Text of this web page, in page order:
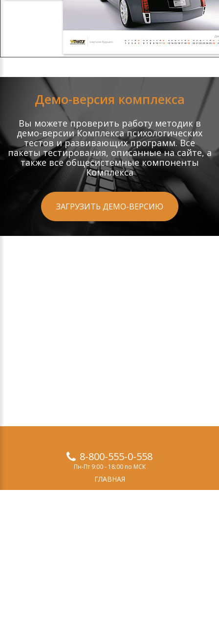
Демо-версия комплекса
Вы можете проверить работу методик в
демо-версии Комплекса психологических
тестов и развивающих программ. Все
пакеты тестирования, описанные на сайте, а
также все общесистемные компоненты
Комплекса
ЗАГРУЗИТЬ ДЕМО-ВЕРСИЮ
8-800-555-0-558
Пн-Пт 9:00 - 18:00 по МСК
ГЛАВНАЯ